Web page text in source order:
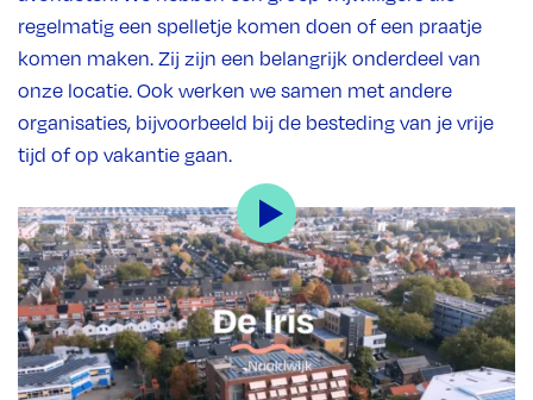
regelmatig een spelletje komen doen of een praatje
komen maken. Zij zijn een belangrijk onderdeel van
onze locatie. Ook werken we samen met andere
organisaties, bijvoorbeeld bij de besteding van je vrije
tijd of op vakantie gaan.
Hoe ziet de locatie eruit?
Middin-locatie De Iris ligt midden in een prettige,
rustige buurt in Naaldwijk. Vanuit onze locatie hebben
we een prettige relatie met de mensen en organisaties